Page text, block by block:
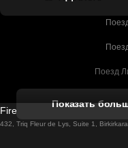
Поезд
Показать
Firebird GT Limited (OC
432, Triq Fleur de Lys, Suite 1,